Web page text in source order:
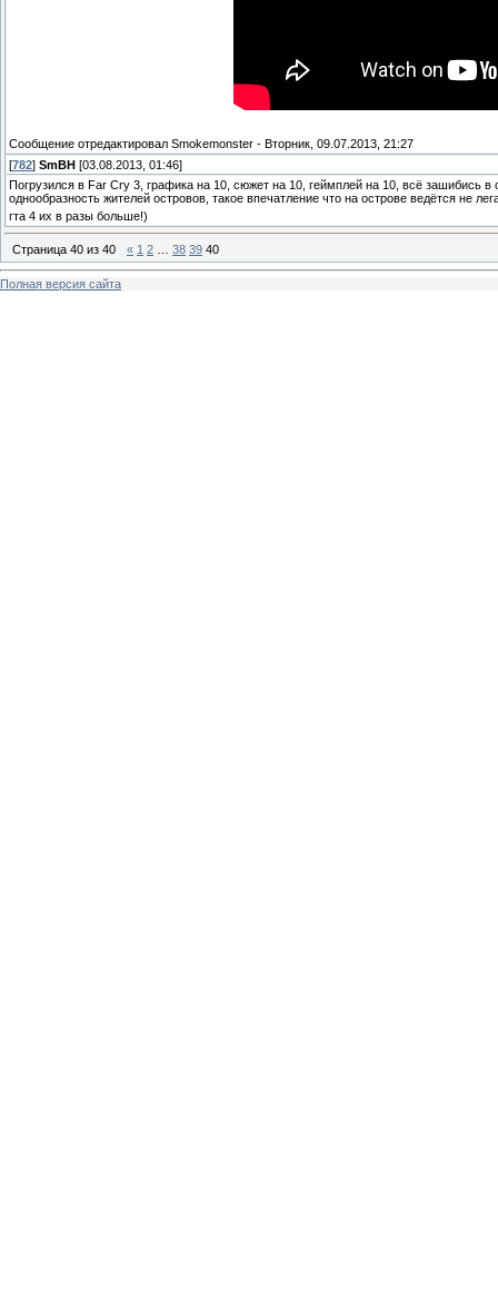
Сообщение отредактировал Smokemonster - Вторник, 09.07.2013, 21:27
[782] SmBH [03.08.2013, 01:46]
Погрузился в Far Cry 3, графика на 10, сюжет на 10, геймплей на 10, всё
однообразность жителей островов, такое впечатление что на острове ведётся не
гта 4 их в разы больше!)
Страница 40 из 40 « 1 2 38 39 40
Полная версия сайта